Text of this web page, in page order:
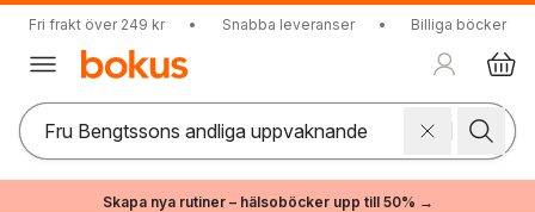
Fri frakt över 249 kr • Snabba leveranser • Billiga böcker
Skapa nya rutiner – hälsoböcker upp till 50% →